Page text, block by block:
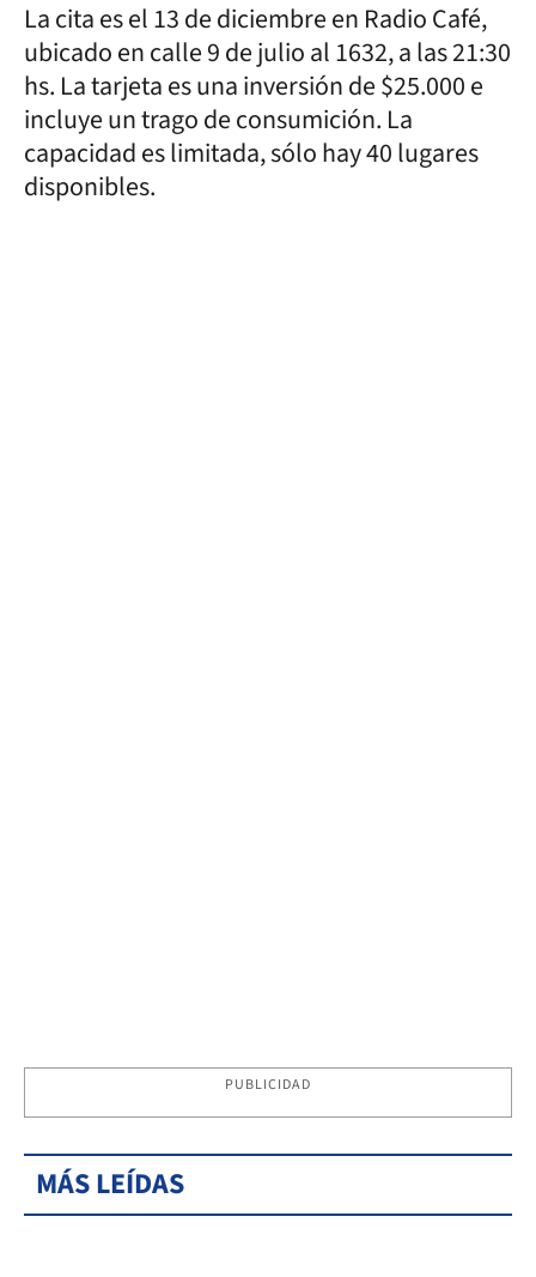
La cita es el 13 de diciembre en Radio Café,
ubicado en calle 9 de julio al 1632, a las 21:30
hs. La tarjeta es una inversión de $25.000 e
incluye un trago de consumición. La
capacidad es limitada, sólo hay 40 lugares
disponibles.
PUBLICIDAD
MÁS LEÍDAS